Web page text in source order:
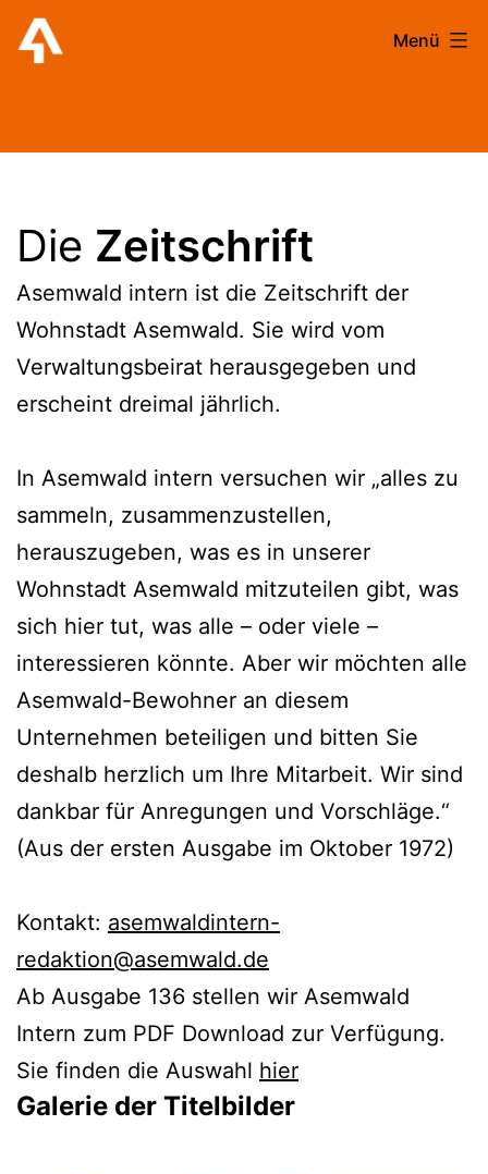
Zum
Inhalt
Menü
Die Zeitschrift
Asemwald intern ist die Zeitschrift der
Wohnstadt Asemwald. Sie wird vom
Verwaltungsbeirat herausgegeben und
erscheint dreimal jährlich.
In Asemwald intern versuchen wir „alles zu
sammeln, zusammenzustellen,
herauszugeben, was es in unserer
Wohnstadt Asemwald mitzuteilen gibt, was
sich hier tut, was alle – oder viele –
interessieren könnte. Aber wir möchten alle
Asemwald-Bewohner an diesem
Unternehmen beteiligen und bitten Sie
deshalb herzlich um Ihre Mitarbeit. Wir sind
dankbar für Anregungen und Vorschläge.“
(Aus der ersten Ausgabe im Oktober 1972)
Kontakt: asemwaldintern-
redaktion@asemwald.de
Ab Ausgabe 136 stellen wir Asemwald
Intern zum PDF Download zur Verfügung.
Sie finden die Auswahl hier
Galerie der Titelbilder